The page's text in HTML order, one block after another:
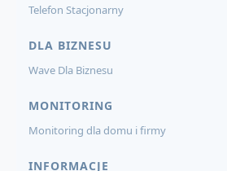
Telefon Stacjonarny
DLA BIZNESU
Wave Dla Biznesu
MONITORING
Monitoring dla domu i firmy
INFORMACJE